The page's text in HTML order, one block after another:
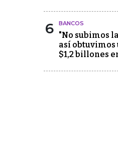
6 BANCOS
"No subimos
así
$1,2 billones